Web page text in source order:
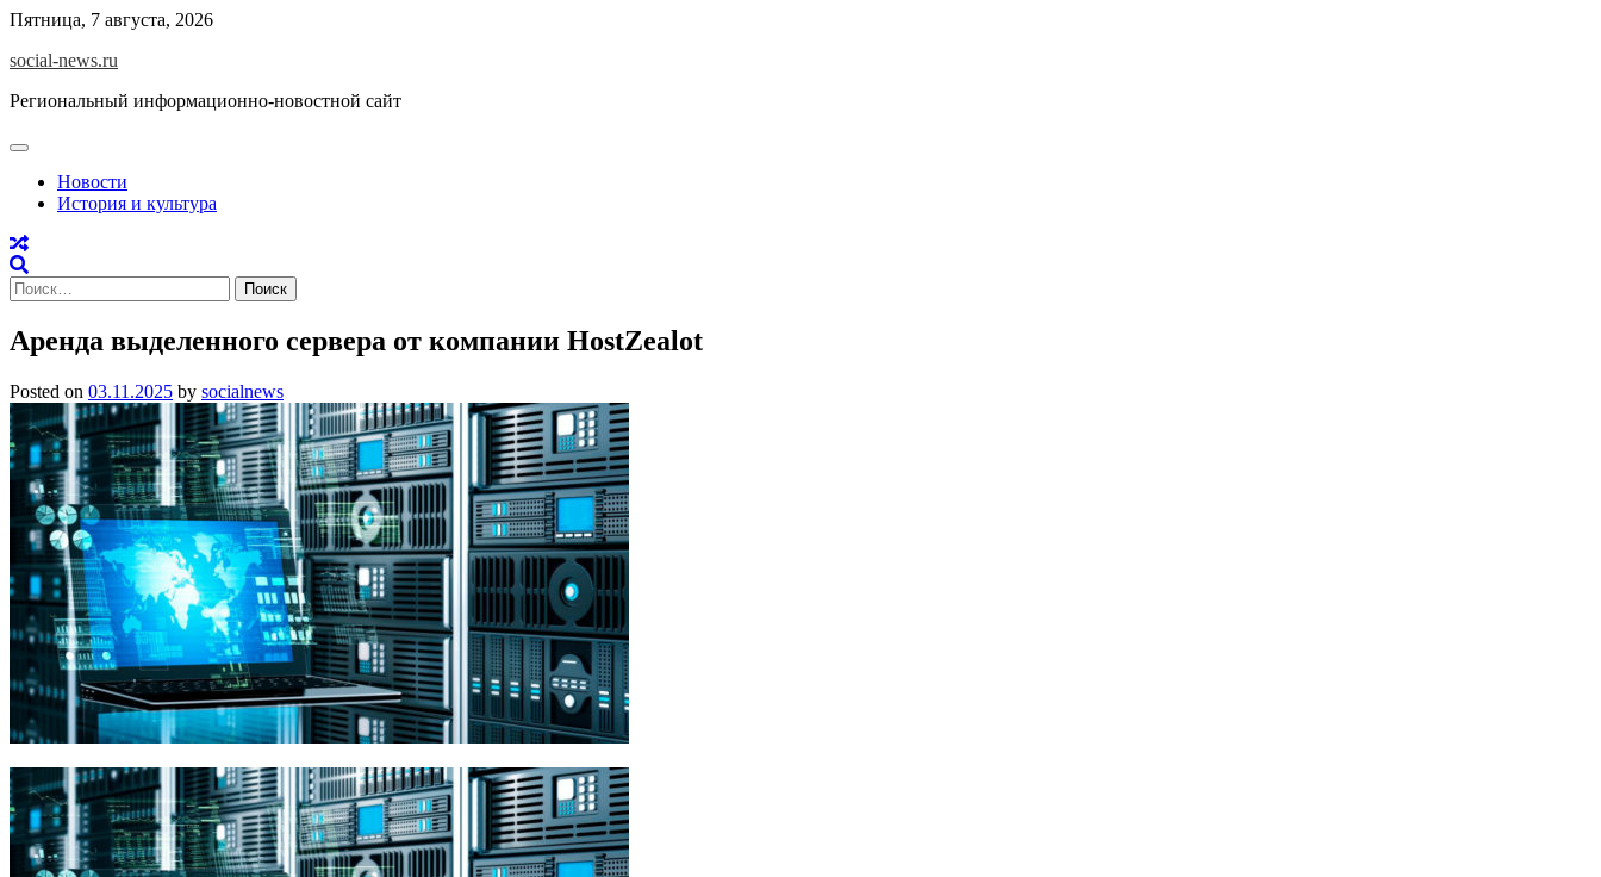
Skip
content
Пятница, 7 августа, 2026
social-news.ru
Региональный информационно-новостной сайт
Новости
История и культура
Найти:
Аренда выделенного сервера от компании HostZealot
Posted on 03.11.2025 by socialnews